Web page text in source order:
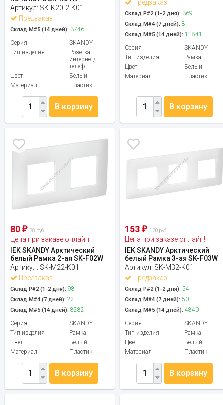
Артикул: SK-K20-2-K01
Предзаказ
Склад М#5 (14 дней): 3746
Серия
SKANDY
Тип изделия
Розетка
интернет/
телеф
Цвет
Белый
Материал
Пластик
В корзину
Предзаказ
Склад Р#2 (1-2 дня): 369
Склад М#4 (7 дней): 8
Склад М#5 (14 дней): 11841
Серия
SKANDY
Тип изделия
Рамка
Цвет
Белый
Материал
Пластик
В корзину
80 ₽ 88 руб.
Цена при заказе онлайн!
IEK SKANDY Арктический
белый Рамка 2-ая SK-F02W
Артикул: SK-M22-K01
Предзаказ
Склад Р#2 (1-2 дня): 98
Склад М#4 (7 дней): 22
Склад М#5 (14 дней): 8282
Серия
SKANDY
Тип изделия
Рамка
Цвет
Белый
Материал
Пластик
В корзину
153₽ 170 руб.
Цена при заказе онлайн!
IEK SKANDY Арктический
белый Рамка 3-ая SK-F03W
Артикул: SK-M32-K01
Предзаказ
Склад Р#2 (1-2 дня): 54
Склад М#4 (7 дней): 50
Склад М#5 (14 дней): 4840
Серия
SKANDY
Тип изделия
Рамка
Цвет
Белый
Материал
Пластик
В корзину